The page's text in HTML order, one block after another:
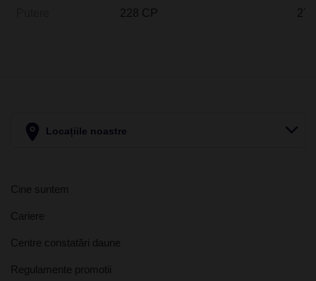
228 CP
Locațiile noastre
Cine suntem
Cariere
Centre constatări daune
Regulamente promotii